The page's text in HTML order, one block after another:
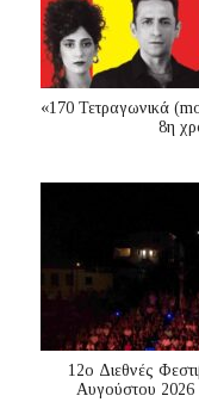
«170 Τετραγωνικά
8η
12ο Διεθνές
Αυγούστου